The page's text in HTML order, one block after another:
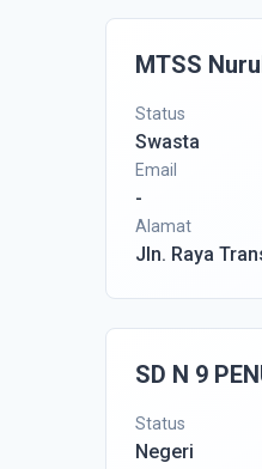
MTSS
Status
Swasta
Email
-
Alamat
Jln. Raya
SD N 9
Status
Negeri